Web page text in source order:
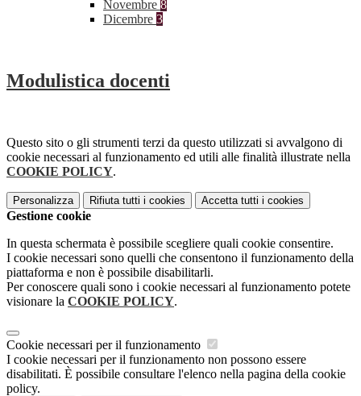
Novembre 8
Dicembre 3
Modulistica docenti
Questo sito o gli strumenti terzi da questo utilizzati si avvalgono di
cookie necessari al funzionamento ed utili alle finalità illustrate nella
COOKIE POLICY.
Personalizza Rifiuta tutti i cookies Accetta tutti i cookies
Gestione cookie
In questa schermata è possibile scegliere quali cookie consentire.
I cookie necessari sono quelli che consentono il funzionamento della
piattaforma e non è possibile disabilitarli.
Per conoscere quali sono i cookie necessari al funzionamento potete
visionare la COOKIE POLICY.
Cookie necessari per il funzionamento
I cookie necessari per il funzionamento non possono essere
disabilitati. È possibile consultare l'elenco nella pagina della cookie
policy.